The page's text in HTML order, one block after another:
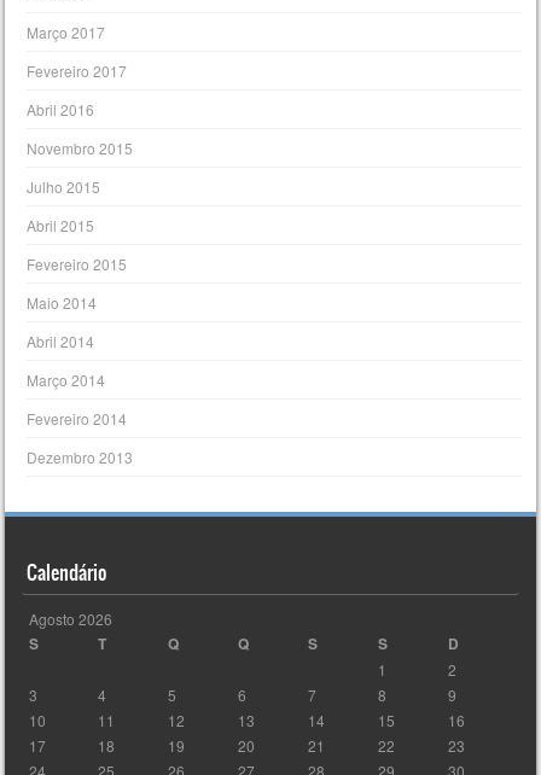
Março 2017
Fevereiro 2017
Abril 2016
Novembro 2015
Julho 2015
Abril 2015
Fevereiro 2015
Maio 2014
Abril 2014
Março 2014
Fevereiro 2014
Dezembro 2013
Calendário
Agosto 2026
S T Q Q S S D
1
2
3
4 5 6 7 8
9
10
11 12 13 14 15
16
17
18 19 20 21 22
23